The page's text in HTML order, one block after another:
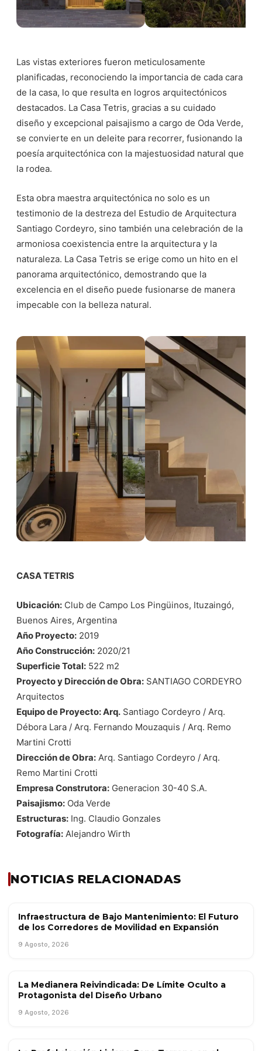
Las vistas exteriores fueron meticulosamente
planificadas, reconociendo la importancia de cada cara
de la casa, lo que resulta en logros arquitectónicos
destacados. La Casa Tetris, gracias a su cuidado
diseño y excepcional paisajismo a cargo de Oda Verde,
se convierte en un deleite para recorrer, fusionando la
poesía arquitectónica con la majestuosidad natural que
la rodea.
Esta obra maestra arquitectónica no solo es un
testimonio de la destreza del Estudio de Arquitectura
Santiago Cordeyro, sino también una celebración de la
armoniosa coexistencia entre la arquitectura y la
naturaleza. La Casa Tetris se erige como un hito en el
panorama arquitectónico, demostrando que la
excelencia en el diseño puede fusionarse de manera
impecable con la belleza natural.
CASA TETRIS
Ubicación: Club de Campo Los Pingüinos, Ituzaingó,
Buenos Aires, Argentina
Año Proyecto: 2019
Año Construcción: 2020/21
Superficie Total: 522 m2
Proyecto y Dirección de Obra: SANTIAGO CORDEYRO
Arquitectos
Equipo de Proyecto: Arq. Santiago Cordeyro / Arq.
Débora Lara / Arq. Fernando Mouzaquis / Arq. Remo
Martini Crotti
Dirección de Obra: Arq. Santiago Cordeyro / Arq.
Remo Martini Crotti
Empresa Construtora: Generacion 30-40 S.A.
Paisajismo: Oda Verde
Estructuras: Ing. Claudio Gonzales
Fotografía: Alejandro Wirth
NOTICIAS RELACIONADAS
OBRA PÚBLICA
Infraestructura de Bajo Mantenimiento: El Futuro
de los Corredores de Movilidad en Expansión
9 Agosto, 2026
TENDENCIAS
La Medianera Reivindicada: De Límite Oculto a
Protagonista del Diseño Urbano
9 Agosto, 2026